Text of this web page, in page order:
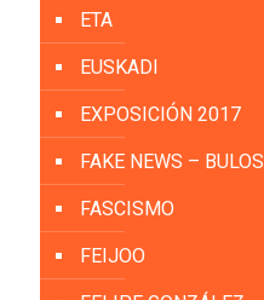
ETA
EUSKADI
EXPOSICIÓN 2017
FAKE NEWS – BULOS
FASCISMO
FEIJOO